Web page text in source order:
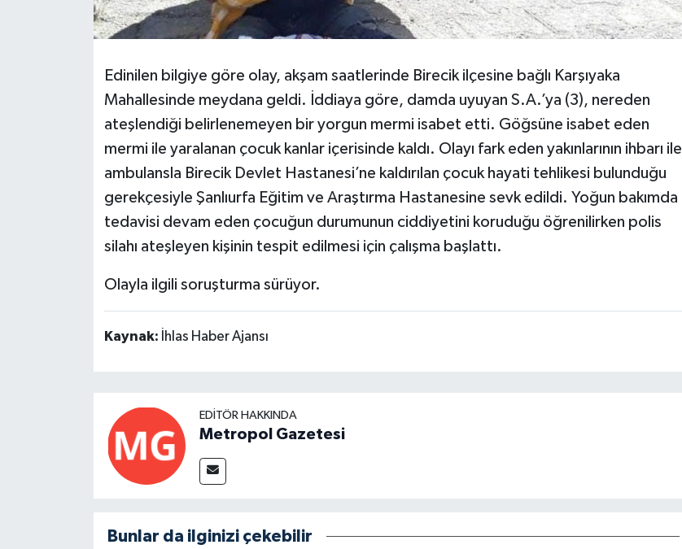
Edinilen bilgiye göre olay, akşam saatlerinde Birecik ilçesine bağlı Karşıyaka
Mahallesinde meydana geldi. İddiaya göre, damda uyuyan S.A.’ya (3), nereden
ateşlendiği belirlenemeyen bir yorgun mermi isabet etti. Göğsüne isabet eden
mermi ile yaralanan çocuk kanlar içerisinde kaldı. Olayı fark eden yakınlarının ihbarı ile
ambulansla Birecik Devlet Hastanesi’ne kaldırılan çocuk hayati tehlikesi bulunduğu
gerekçesiyle Şanlıurfa Eğitim ve Araştırma Hastanesine sevk edildi. Yoğun bakımda
tedavisi devam eden çocuğun durumunun ciddiyetini koruduğu öğrenilirken polis
silahı ateşleyen kişinin tespit edilmesi için çalışma başlattı.
Olayla ilgili soruşturma sürüyor.
Kaynak: İhlas Haber Ajansı
EDITÖR HAKKINDA
Metropol Gazetesi
Bunlar da ilginizi çekebilir